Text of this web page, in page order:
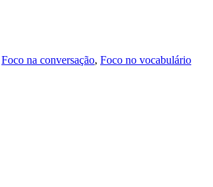
Foco na conversação, Foco no vocabulário